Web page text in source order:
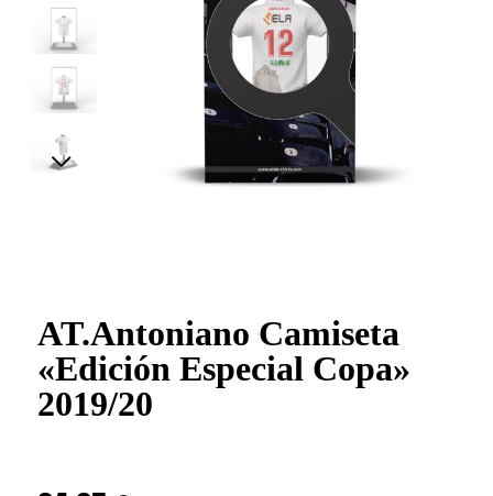
AT.Antoniano Camiseta
«Edición Especial Copa»
2019/20